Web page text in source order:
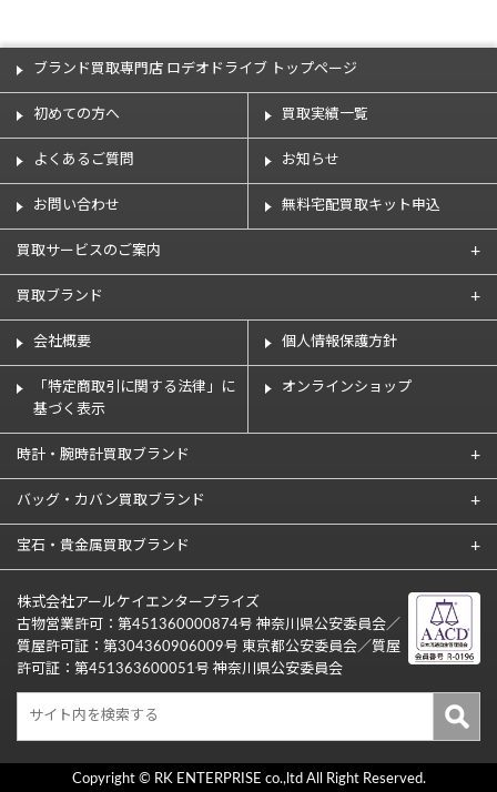
ブランド買取専門店 ロデオドライブ トップページ
初めての方へ 買取実績一覧
よくあるご質問 お知らせ
お問い合わせ 無料宅配買取キット申込
買取サービスのご案内
買取ブランド
会社概要 個人情報保護方針
「特定商取引に関する法律」に
基づく表示
オンラインショップ
時計・腕時計買取ブランド
バッグ・カバン買取ブランド
宝石・貴金属買取ブランド
株式会社アールケイエンタープライズ
古物営業許可：第451360000874号 神奈川県公安委員会／
質屋許可証：第304360906009号 東京都公安委員会／質屋
許可証：第451363600051号 神奈川県公安委員会
Copyright © RK ENTERPRISE co.,ltd All Right Reserved.